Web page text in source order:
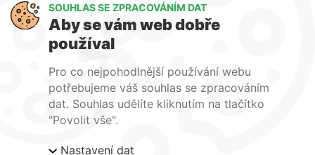
O nás
Služby
Kontakty
| ARTlighting.cz, Komenského 427 Újezd u Brna, 664
SOUHLAS SE ZPRACOVÁNÍM DAT
Aby se vám web dobře
používal
Pro co nejpohodlnější používání webu
potřebujeme váš souhlas se zpracováním
dat. Souhlas udělíte kliknutím na tlačítko
"Povolit vše".
Nastavení dat